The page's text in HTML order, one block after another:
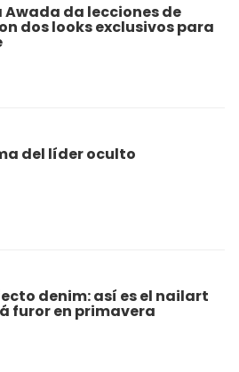
da lecciones de
dos looks exclusivos para
del líder oculto
denim: así es el nailart
furor en primavera